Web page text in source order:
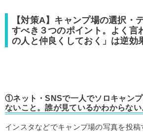
【対策A】キャンプ場の選択・
すべき３つのポイント。よく言
の人と仲良くしておく」は逆効
①ネット・SNSで一人でソロキャン
ないこと。誰が見ているかわからない
インスタなどでキャンプ場の写真を投